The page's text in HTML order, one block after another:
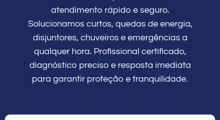
atendimento rápido e seguro.
Solucionamos curtos, quedas de energia,
disjuntores, chuveiros e emergências a
qualquer hora. Profissional certificado,
diagnóstico preciso e resposta imediata
para garantir proteção e tranquilidade.